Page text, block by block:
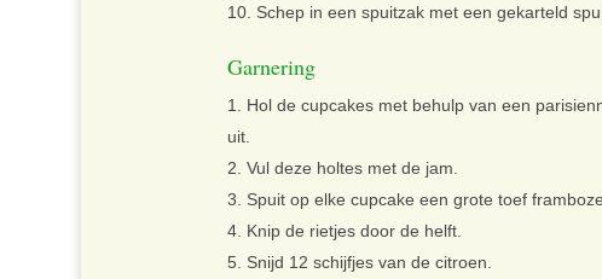
Schep in een spuitzak met een gekarteld
Garnering
Hol de cupcakes met behulp van een
uit.
Vul deze holtes met de jam.
Spuit op elke cupcake een grote toef
Knip de rietjes door de helft.
Snijd 12 schijfjes van de citroen.